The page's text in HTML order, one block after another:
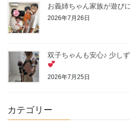
お義姉ちゃん家族が遊び
2026年7月26日
双子ちゃんも安心♪ 少し
2026年7月25日
カテゴリー